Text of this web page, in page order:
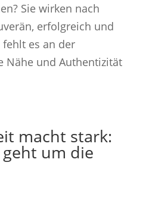
Sie wirken nach
erfolgreich und
es an der
Nähe und Authentizität
macht stark:
geht um die